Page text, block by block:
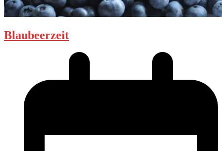
Blaubeerzeit